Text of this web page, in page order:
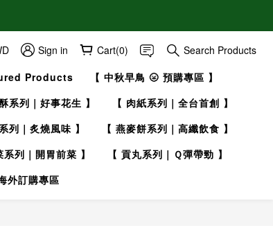
Sign in Cart(0)
Search Products
Products
【 中秋早鳥 🌝 預購專區 】
系列｜好事花生 】
【 肉紙系列｜全台首創 】
列｜炙燒風味 】
【 燕麥餅系列｜高纖飲食 】
系列｜開胃前菜 】
【 貢丸系列｜Ｑ彈帶勁 】
外訂購專區